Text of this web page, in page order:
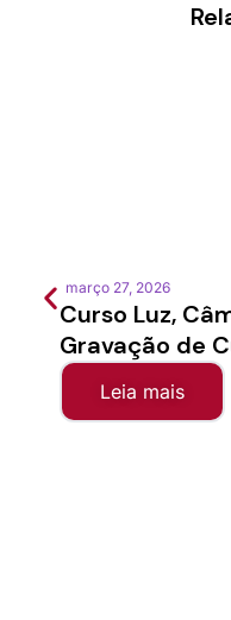
março 27, 2026
Curso Luz,
Gravação de
Leia mais